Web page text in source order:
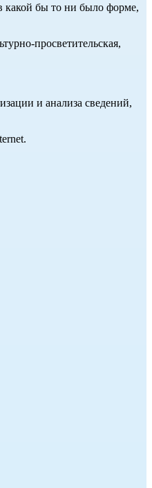
какой бы то ни было форме,
просветительская,
и анализа сведений,